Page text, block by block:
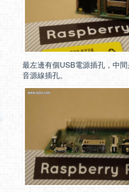
最左邊有個USB電源插孔，中
音源線插孔。